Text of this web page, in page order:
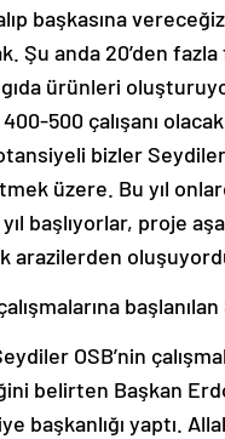
başkasına
Şu anda 20’den
ürünleri
500 çalışanı
bizler
üzere. Bu yıl
başlıyorlar, proje
arazilerden
çalışmalarına
OSB’nin
belirten Başkan
başkanlığı yaptı.